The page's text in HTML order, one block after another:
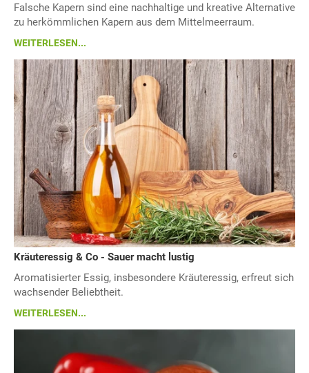
Falsche Kapern sind eine nachhaltige und kreative Alternative
zu herkömmlichen Kapern aus dem Mittelmeerraum.
WEITERLESEN...
Kräuteressig & Co - Sauer macht lustig
Aromatisierter Essig, insbesondere Kräuteressig, erfreut sich
wachsender Beliebtheit.
WEITERLESEN...